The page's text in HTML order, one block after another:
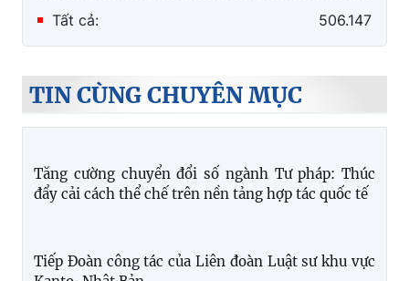
Tất cả: 506.147
TIN CÙNG CHUYÊN MỤC